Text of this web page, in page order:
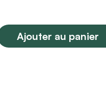
Ajouter au panier